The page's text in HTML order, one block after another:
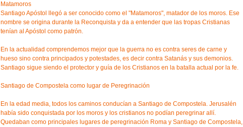
Matamoros
Santiago Apóstol llegó a ser conocido como el "Matamoros", matador de los moros. Ese
nombre se origina durante la Reconquista y da a entender que las tropas Cristianas
tenían al Apóstol como patrón.
En la actualidad comprendemos mejor que la guerra no es contra seres de carne y
hueso sino contra principados y potestades, es decir contra Satanás y sus demonios.
Santiago sigue siendo el protector y guía de los Cristianos en la batalla actual por la fe.
Santiago de Compostela como lugar de Peregrinación
En la edad media, todos los caminos conducían a Santiago de Compostela. Jerusalén
había sido conquistada por los moros y los cristianos no podían peregrinar allí.
Quedaban como principales lugares de peregrinación Roma y Santiago de Compostela,